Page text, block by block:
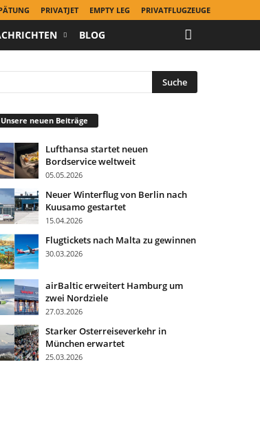
PRIVATJET EMPTY LEG PRIVATFLUGZEUGE
BLOG
Unsere neuen Beiträge
Lufthansa startet neuen
Bordservice weltweit
05.05.2026
Neuer Winterflug von Berlin nach
Kuusamo gestartet
15.04.2026
Flugtickets nach Malta zu gewinnen
30.03.2026
airBaltic erweitert Hamburg um
zwei Nordziele
27.03.2026
Starker Osterreiseverkehr in
München erwartet
25.03.2026